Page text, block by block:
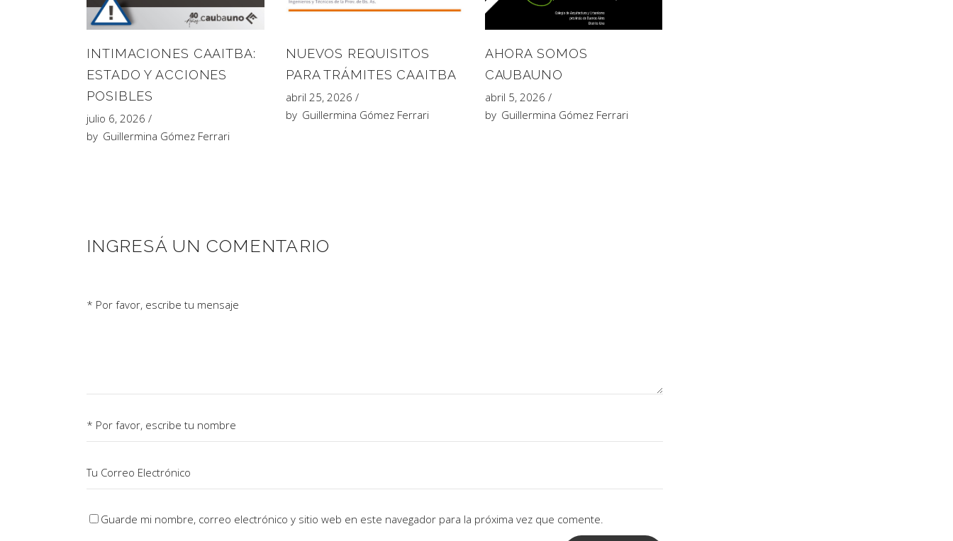
INTIMACIONES CAAITBA:
ESTADO Y ACCIONES
POSIBLES
julio 6, 2026
by Guillermina Gómez Ferrari
NUEVOS REQUISITOS
PARA TRÁMITES CAAITBA
abril 25, 2026
by Guillermina Gómez Ferrari
AHORA SOMOS
CAUBAUNO
abril 5, 2026
by Guillermina Gómez Ferrari
INGRESÁ UN COMENTARIO
Guarde mi nombre, correo electrónico y sitio web en este navegador para la próxima vez que comente.